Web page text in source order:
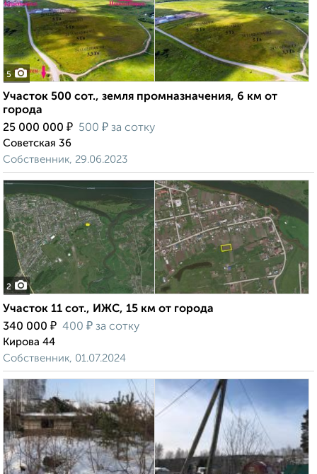
5
Участок 500 сот., земля промназначения, 6 км от
города
25 000 000 ₽ 500 ₽ за сотку
Советская 36
Собственник, 29.06.2023
2
Участок 11 сот., ИЖС, 15 км от города
340 000 ₽ 400 ₽ за сотку
Кирова 44
Собственник, 01.07.2024